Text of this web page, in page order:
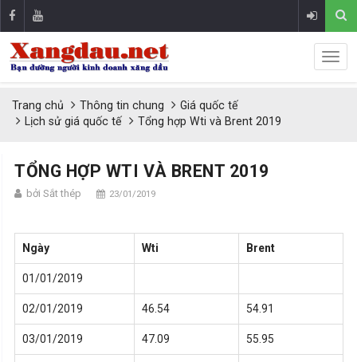
Trang chủ Thông tin chung
Giá quốc tế
Lịch sử giá quốc tế
Tổng hợp Wti và Brent 2019
TỔNG HỢP WTI VÀ BRENT 2019
bởi Sắt thép 23/01/2019
Ngày Wti Brent
01/01/2019
02/01/2019 46.54 54.91
03/01/2019 47.09 55.95